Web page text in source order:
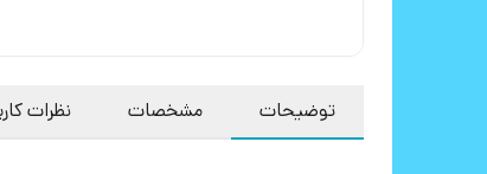
توضیحات مشخصات نظرات